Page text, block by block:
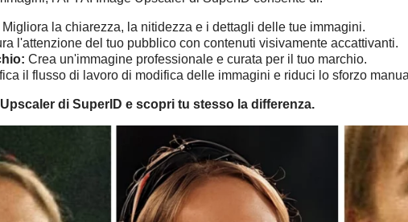
Migliora la chiarezza, la nitidezza e i dettagli delle tue immagini.
l'attenzione del tuo pubblico con contenuti visivamente accattivanti.
Crea un'immagine professionale e curata per il tuo marchio.
il flusso di lavoro di modifica delle immagini e riduci lo sforzo
di SuperID e scopri tu stesso la differenza.